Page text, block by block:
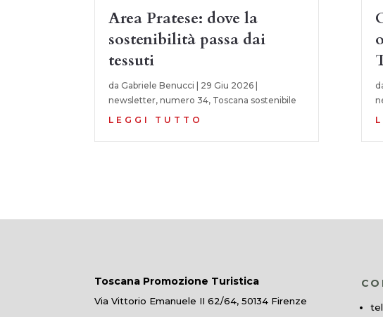
Area Pratese: dove la
sostenibilità passa dai
tessuti
da Gabriele Benucci 29 Giu 2026
newsletter,numero 34, Toscana sostenibile
LEGGI TUTTO
Toscana Promozione Turistica
Via Vittorio Emanuele II 62/64, 50134 Firenze